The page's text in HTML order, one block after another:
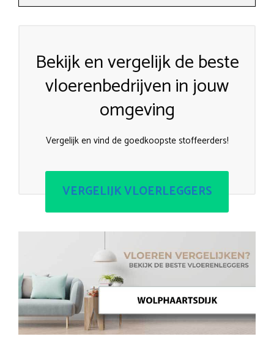
Bekijk en vergelijk de beste
vloerenbedrijven in jouw
omgeving
Vergelijk en vind de goedkoopste stoffeerders!
VERGELIJK VLOERLEGGERS